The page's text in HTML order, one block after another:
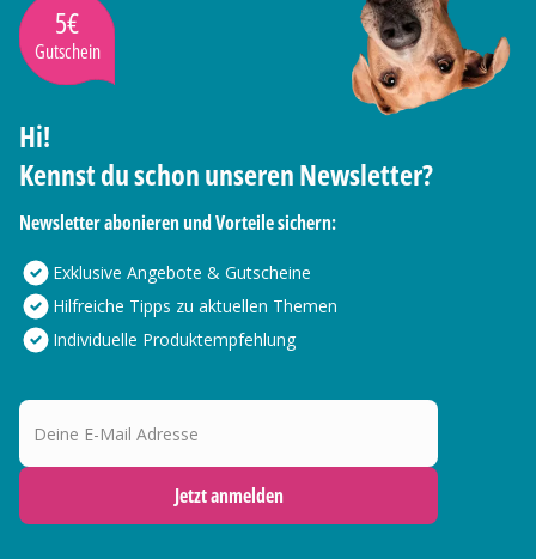
5€
Gutschein
Hi!
Kennst du schon unseren Newsletter?
Newsletter abonieren und Vorteile sichern:
Exklusive Angebote & Gutscheine
Hilfreiche Tipps zu aktuellen Themen
Individuelle Produktempfehlung
Deine E-Mail Adresse
Jetzt anmelden